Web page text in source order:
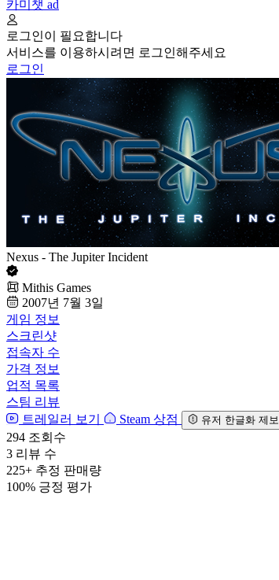
카미챗 ad
로그인이 필요합니다
서비스를 이용하시려면 로그인해주세요
로그인
Nexus - The Jupiter Incident
Mithis Games
2007년 7월 3일
게임 정보
스크린샷
접속자 수
가격 정보
업적 목록
스팀 리뷰
트레일러 보기
Steam 상점 유저 한글화 제보
294 조회수
3 리뷰 수
225+ 추정 판매량
100% 긍정 평가